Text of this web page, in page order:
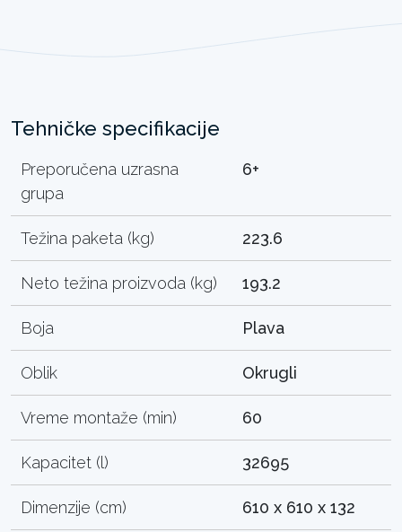
Tehničke specifikacije
Preporučena uzrasna
grupa
6+
Težina paketa (kg) 223.6
Neto težina proizvoda (kg) 193.2
Boja Plava
Oblik Okrugli
Vreme montaže (min) 60
Kapacitet (l) 32695
Dimenzije (cm) 610 x 610 x 132